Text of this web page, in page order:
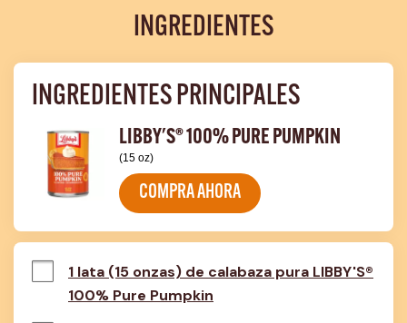
INGREDIENTES
INGREDIENTES PRINCIPALES
LIBBY'S® 100% PURE PUMPKIN
(15 oz)
COMPRA AHORA
1 lata (15 onzas) de calabaza pura LIBBY'S®
100% Pure Pumpkin